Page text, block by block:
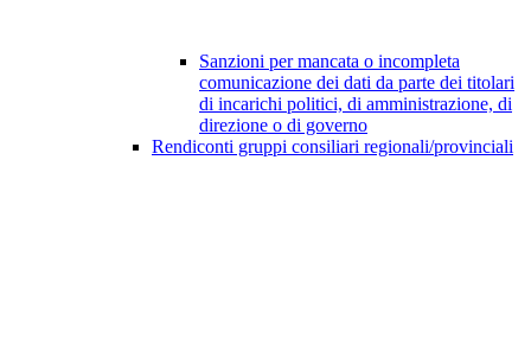
Sanzioni per mancata o incompleta
comunicazione dei dati da parte dei titolari
di incarichi politici, di amministrazione, di
direzione o di governo
Rendiconti gruppi consiliari regionali/provinciali